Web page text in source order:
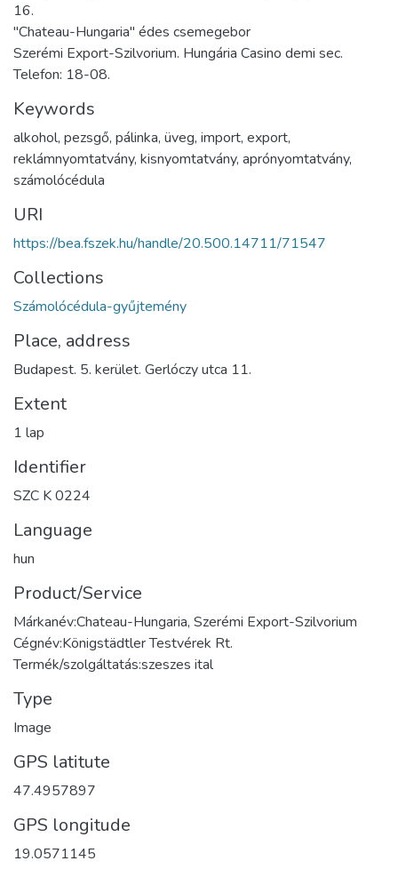
16.
"Chateau-Hungaria" édes csemegebor
Szerémi Export-Szilvorium. Hungária Casino demi sec.
Telefon: 18-08.
Keywords
alkohol, pezsgő, pálinka, üveg, import, export,
reklámnyomtatvány, kisnyomtatvány, aprónyomtatvány,
számolócédula
URI
https://bea.fszek.hu/handle/20.500.14711/71547
Collections
Számolócédula-gyűjtemény
Place, address
Budapest. 5. kerület. Gerlóczy utca 11.
Extent
1 lap
Identifier
SZC K 0224
Language
hun
Product/Service
Márkanév:Chateau-Hungaria, Szerémi Export-Szilvorium
Cégnév:Königstädtler Testvérek Rt.
Termék/szolgáltatás:szeszes ital
Type
Image
GPS latitute
47.4957897
GPS longitude
19.0571145